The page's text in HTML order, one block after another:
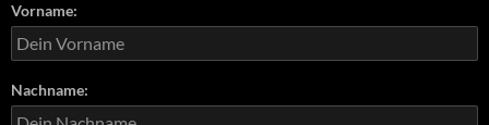
Vorname:
Nachname: